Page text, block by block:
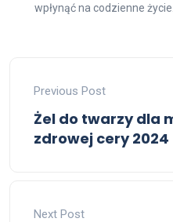
wpłynąć na codzienne życie.
Previous Post
Żel do twarzy dla
zdrowej cery 2024
Next Post